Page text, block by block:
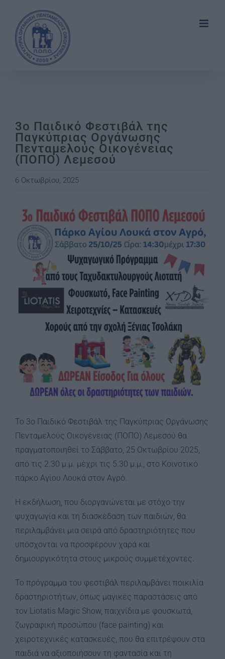
content
3o Παιδικό Φεστιβάλ της
Παγκύπριας Οργάνωσης
Πενταμελούς Οικογένειας
(ΠΟΠΟ) Λεμεσού
6 Οκτωβρίου, 2025
View
Larger
Image
Το 3o Παιδικό Φεστιβάλ της Παγκύπριας Οργάνωσης
Πενταμελούς Οικογένειας (ΠΟΠΟ) Λεμεσού θα
πραγματοποιηθεί το Σάββατο, 25 Οκτωβρίου 2025,
από τις 2.30 μ.μ. μέχρι τις 5.30 μ.μ., στο Κοινοτικό
πάρκο Αγίου Λουκά στον Αγρό.
Η εκδήλωση, που διοργανώνεται με στόχο την
ψυχαγωγία και τη διασκέδαση των παιδιών, θα
περιλαμβάνει μια σειρά από δραστηριότητες που
υπόσχονται να προσφέρουν χαρά και
δημιουργικότητα στους μικρούς συμμετέχοντες.
Το πρόγραμμα του φεστιβάλ περιλαμβάνει ποικιλία
δραστηριοτήτων, όπως μαγικές παραστάσεις από
τον Liotatis Magic Show, παιχνίδια με φουσκωτά,
ζωγραφική προσώπου (face painting) και
χειροτεχνικές κατασκευές, που θα επιτρέψουν στα
παιδιά να αξιοποιήσουν τη φαντασία και τη